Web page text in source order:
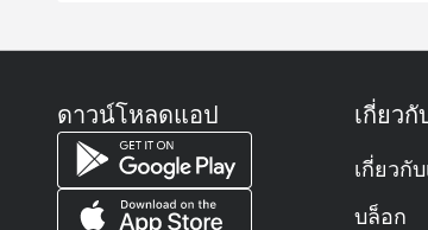
ดาวน์โหลดแอป เกี่ยว
เกี่ยวกับ
บล็อก